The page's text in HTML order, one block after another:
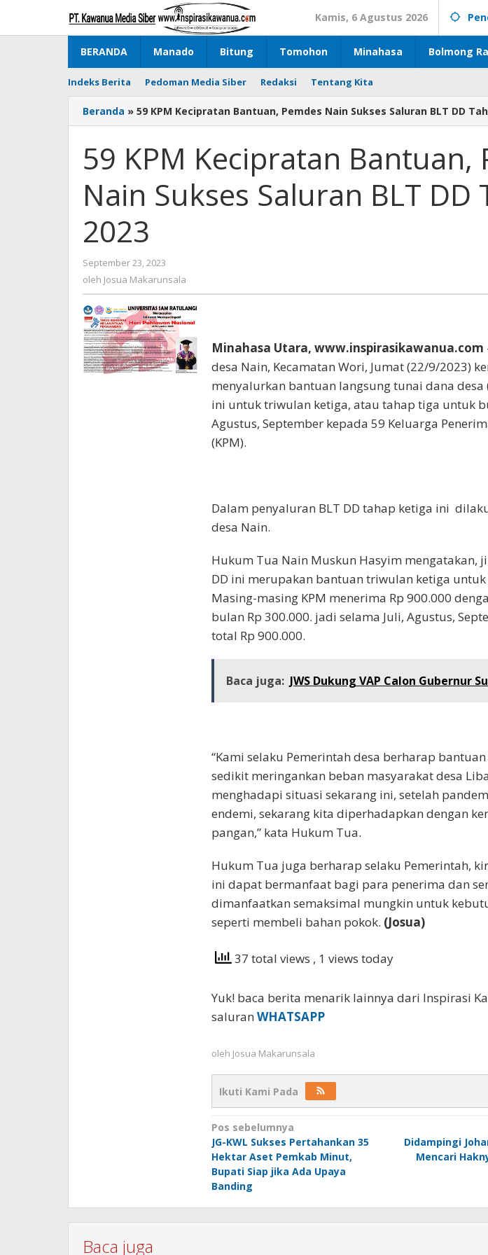
konten
Kamis, 6 Agustus 2026
BERANDA Manado Bitung Tomohon Minahasa Bolmong
Indeks Berita Pedoman Media Siber Redaksi Tentang Kita
Beranda » 59 KPM Kecipratan Bantuan, Pemdes Nain Sukses Saluran BLT DD
59 KPM Kecipratan Bantuan,
Nain Sukses Saluran BLT DD
2023
September 23, 2023
Josua
oleh Josua Makarunsala
Minahasa Utara, www.inspirasikawanua.com
desa Nain, Kecamatan Wori, Jumat (22/9/2023)
menyalurkan bantuan langsung tunai dana desa
ini untuk triwulan ketiga, atau tahap tiga untuk
Agustus, September kepada 59 Keluarga
(KPM).
Dalam penyaluran BLT DD tahap ketiga ini
desa Nain.
Hukum Tua Nain Muskun Hasyim mengatakan,
DD ini merupakan bantuan triwulan ketiga
Masing-masing KPM menerima Rp 900.000
bulan Rp 300.000. jadi selama Juli, Agustus,
total Rp 900.000.
Baca juga: JWS Dukung VAP Calon Gubernur
“Kami selaku Pemerintah desa berharap
sedikit meringankan beban masyarakat desa
menghadapi situasi sekarang ini, setelah
endemi, sekarang kita diperhadapkan dengan
pangan,” kata Hukum Tua.
Hukum Tua juga berharap selaku Pemerintah,
ini dapat bermanfaat bagi para penerima dan
dimanfaatkan semaksimal mungkin untuk
seperti membeli bahan pokok. (Josua)
37 total views , 1 views today
Yuk! baca berita menarik lainnya dari Inspirasi
saluran WHATSAPP
oleh Josua Makarunsala
Ikuti Kami Pada
Navigasi
pos
Pos sebelumnya
JG-KWL Sukses Pertahankan 35
Hektar Aset Pemkab Minut,
Bupati Siap jika Ada Upaya
Banding
Didampingi
Mencari
Baca juga